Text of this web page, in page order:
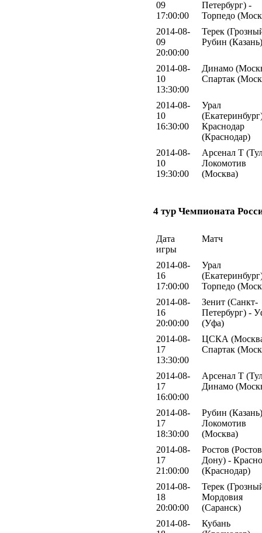
09
17:00:00
Петербург) -
Торпедо
2014-08-
09
20:00:00
Терек
Рубин (Казань)
2014-08-
10
13:30:00
Динамо
Спартак
2014-08-
10
16:30:00
Урал
Краснодар
(Краснодар)
2014-08-
10
19:30:00
Арсенал Т
Локомотив
(Москва)
4 тур Чемпионата
Дата
игры
Матч
2014-08-
16
17:00:00
Урал
Торпедо
2014-08-
16
20:00:00
Зенит (Санкт-
Петербург) -
(Уфа)
2014-08-
17
13:30:00
ЦСКА
Спартак
2014-08-
17
16:00:00
Арсенал Т
Динамо
2014-08-
17
18:30:00
Рубин
Локомотив
(Москва)
2014-08-
17
21:00:00
Ростов
Дону) -
(Краснодар)
2014-08-
18
20:00:00
Терек
Мордовия
(Саранск)
2014-08-
Кубань